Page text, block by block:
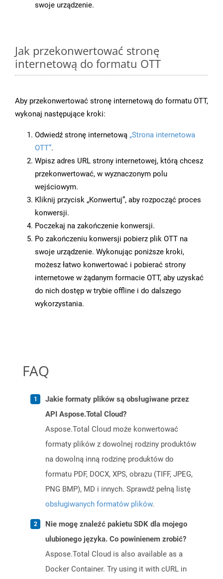
swoje urządzenie.
Jak przekonwertować stronę
internetową do formatu OTT
Aby przekonwertować stronę internetową do formatu OTT,
wykonaj następujące kroki:
Odwiedź stronę internetową „Strona internetowa
OTT”.
Wpisz adres URL strony internetowej, którą chcesz
przekonwertować, w wyznaczonym polu
wejściowym.
Kliknij przycisk „Konwertuj”, aby rozpocząć proces
konwersji.
Poczekaj na zakończenie konwersji.
Po zakończeniu konwersji pobierz plik OTT na
swoje urządzenie. Wykonując poniższe kroki,
możesz łatwo konwertować i pobierać strony
internetowe w żądanym formacie OTT, aby uzyskać
do nich dostęp w trybie offline i do dalszego
wykorzystania.
FAQ
Jakie formaty plików są obsługiwane przez
API Aspose.Total Cloud?
Aspose.Total Cloud może konwertować
formaty plików z dowolnej rodziny produktów
na dowolną inną rodzinę produktów do
formatu PDF, DOCX, XPS, obrazu (TIFF, JPEG,
PNG BMP), MD i innych. Sprawdź pełną listę
obsługiwanych formatów plików.
Nie mogę znaleźć pakietu SDK dla mojego
ulubionego języka. Co powinienem zrobić?
Aspose.Total Cloud is also available as a
Docker Container. Try using it with cURL in